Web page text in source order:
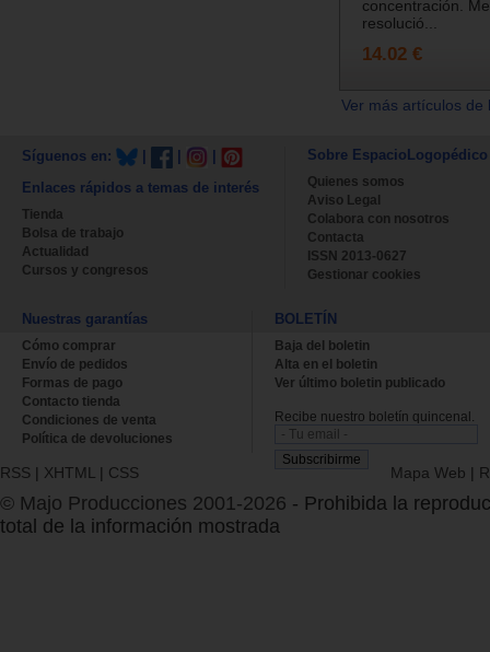
concentración.
resolució...
14.02 €
Ver más artículos
Síguenos en:
Enlaces rápidos a temas de interés
Tienda
Bolsa de trabajo
Actualidad
Cursos y congresos
Sobre EspacioLogopédico
Quienes somos
Aviso Legal
Colabora con nosotros
Contacta
ISSN 2013-0627
Gestionar cookies
Nuestras garantías
Cómo comprar
Envío de pedidos
Formas de pago
Contacto tienda
Condiciones de venta
Política de devoluciones
BOLETÍN
Baja del boletin
Alta en el boletin
Ver último boletin publicado
Recibe nuestro boletín quincenal.
RSS | XHTML | CSS Mapa Web |
© Majo Producciones 2001-2026 - Prohibida la
total de la información mostrada